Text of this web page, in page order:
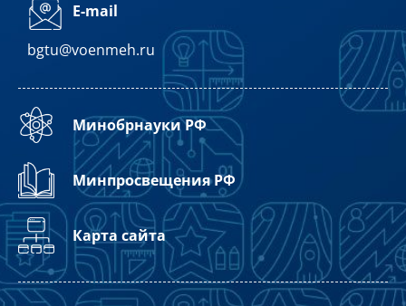
E-mail
bgtu@voenmeh.ru
Минобрнауки РФ
Минпросвещения РФ
Карта сайта